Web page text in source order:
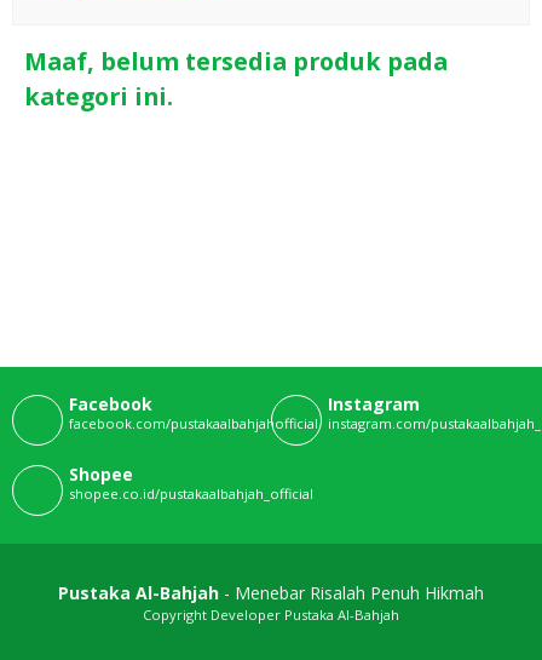
Maaf, belum tersedia produk pada
kategori ini.
Facebook
facebook.com/pustakaalbahjahofficial
Instagram
instagram.com/
Shopee
shopee.co.id/pustakaalbahjah_official
Pustaka Al-Bahjah - Menebar Risalah Penuh Hikmah
Copyright Developer Pustaka Al-Bahjah